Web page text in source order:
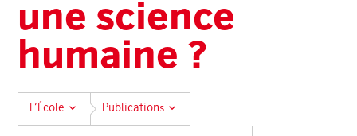
une science
humaine ?
L’École Publications